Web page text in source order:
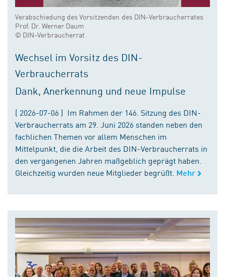
Verabschiedung des Vorsitzenden des DIN-Verbraucherrates
Prof. Dr. Werner Daum
© DIN-Verbraucherrat
Wechsel im Vorsitz des DIN-
Verbraucherrats
Dank, Anerkennung und neue Impulse
( 2026-07-06 ) Im Rahmen der 146. Sitzung des DIN-
Verbraucherrats am 29. Juni 2026 standen neben den
fachlichen Themen vor allem Menschen im
Mittelpunkt, die die Arbeit des DIN-Verbraucherrats in
den vergangenen Jahren maßgeblich geprägt haben.
Gleichzeitig wurden neue Mitglieder begrüßt. Mehr